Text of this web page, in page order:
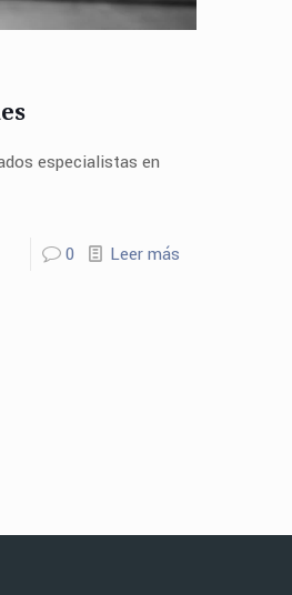
especialistas en
0 Leer más